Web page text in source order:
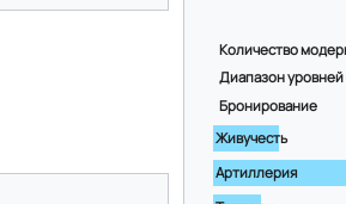
Количество
Диапазон уровней
Бронирование
Живучесть
Артиллерия